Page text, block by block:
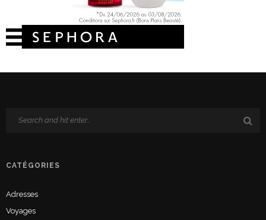
CATÉGORIES
Adresses
Voyages